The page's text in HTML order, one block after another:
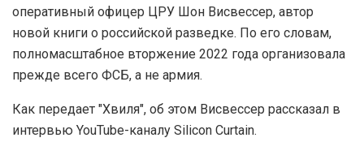
оперативный офицер ЦРУ Шон Висвессер, автор
новой книги о российской разведке. По его словам,
полномасштабное вторжение 2022 года организовала
прежде всего ФСБ, а не армия.
Как передает "Хвиля", об этом Висвессер рассказал в
интервью YouTube-каналу Silicon Curtain.